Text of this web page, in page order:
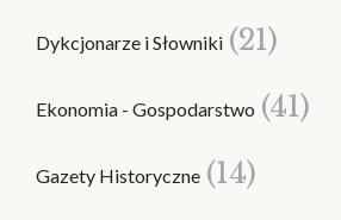
Dykcjonarze i Słowniki (21)
Ekonomia - Gospodarstwo (41)
Gazety Historyczne (14)